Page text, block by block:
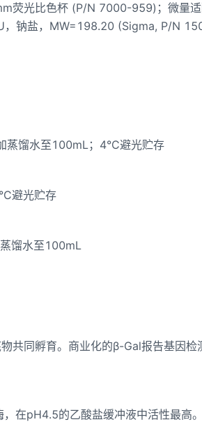
荧光比色杯 (P/N 7000-959)；微量
钠盐，MW=198.20 (Sigma, P/N
馏水至100mL；4°C避光贮存
避光贮存
馏水至100mL
共同孵育。商业化的β-Gal报告基因检
在pH4.5的乙酸盐缓冲液中活性最高